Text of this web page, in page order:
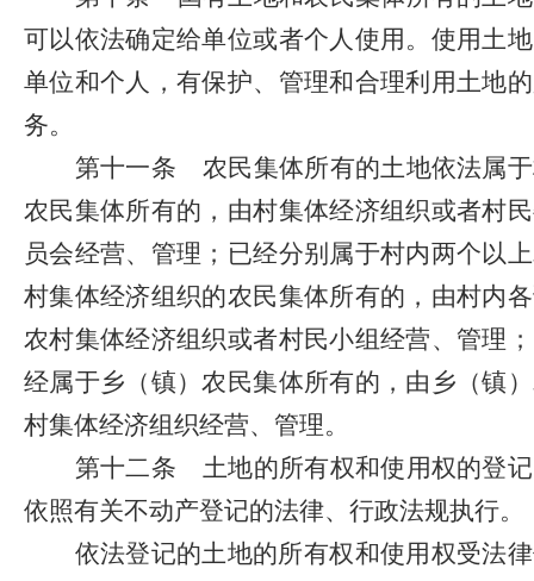
可以依法确定给单位或者个人使用。使用土
单位和个人，有保护、管理和合理利用土地
务。
第十一条
农民集体所有的土地依法属
农民集体所有的，由村集体经济组织或者村
员会经营、管理；已经分别属于村内两个以
村集体经济组织的农民集体所有的，由村内
农村集体经济组织或者村民小组经营、管理
经属于乡（镇）农民集体所有的，由乡（镇
村集体经济组织经营、管理。
第十二条
土地的所有权和使用权的登
依照有关不动产登记的法律、行政法规执行。
依法登记的土地的所有权和使用权受法